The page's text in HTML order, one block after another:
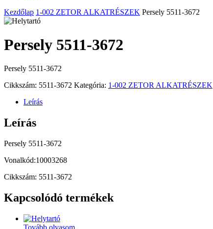
Kezdőlap 1-002 ZETOR ALKATRÉSZEK Persely 5511-3672
Persely 5511-3672
Persely 5511-3672
Cikkszám: 5511-3672 Kategória: 1-002 ZETOR ALKATRÉSZEK
Leírás
Leírás
Persely 5511-3672
Vonalkód:10003268
Cikkszám: 5511-3672
Kapcsolódó termékek
Tovább olvasom